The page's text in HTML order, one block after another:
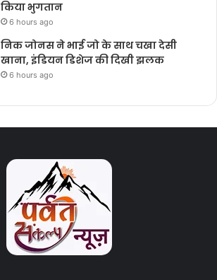
किया भुगतान
6 hours ago
निक जोनस ने भाई जो के साथ चखा देसी
खाना, इंडियन डिशेज की दिखी झलक
6 hours ago